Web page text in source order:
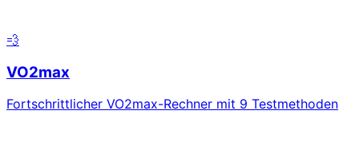
💨
VO2max
Fortschrittlicher VO2max-Rechner mit 9 Testmethoden